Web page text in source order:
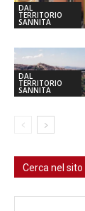
DAL
TERRITORIO
SANNITA
DAL
TERRITORIO
SANNITA
Cerca nel sito